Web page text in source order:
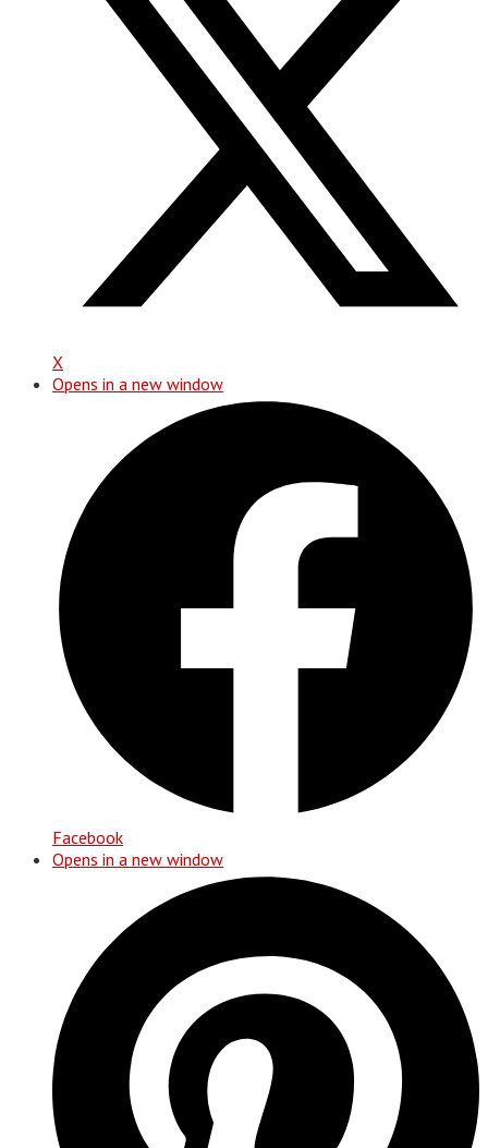
X
Opens in a new window
Facebook
Opens in a new window